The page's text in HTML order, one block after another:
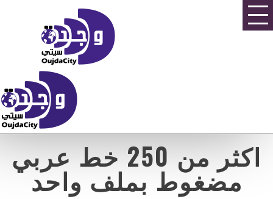
اكثر من 250 خط عربي
مضغوط بملف واحد